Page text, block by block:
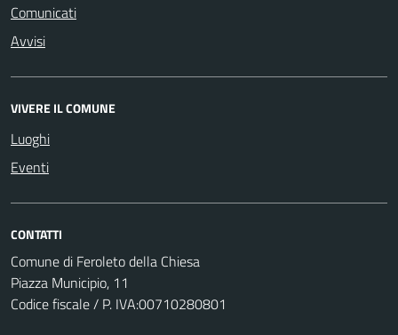
Comunicati
Avvisi
VIVERE IL COMUNE
Luoghi
Eventi
CONTATTI
Comune di Feroleto della Chiesa
Piazza Municipio, 11
Codice fiscale / P. IVA:00710280801